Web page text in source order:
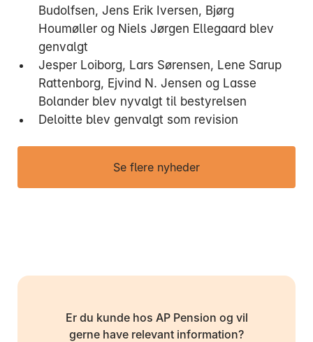
Budolfsen, Jens Erik Iversen, Bjørg
Houmøller og Niels Jørgen Ellegaard blev
genvalgt
Jesper Loiborg, Lars Sørensen, Lene Sarup
Rattenborg, Ejvind N. Jensen og Lasse
Bolander blev nyvalgt til bestyrelsen
Deloitte blev genvalgt som revision
Se flere nyheder
Er du kunde hos AP Pension og vil
gerne have relevant information?